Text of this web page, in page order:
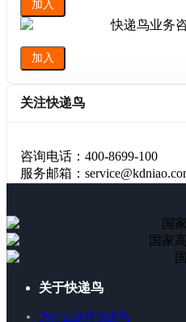
加入
快递鸟业务
加入
关注快递鸟
咨询电话：400-8699-100
服务邮箱：
国
国家
关于快递鸟
为什么选择快递鸟